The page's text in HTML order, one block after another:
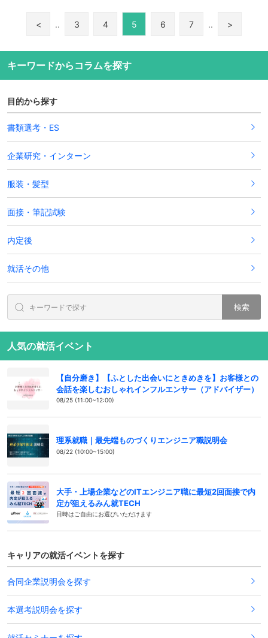
< .. 3 4 5 6 7 .. >
キーワードからコラムを探す
目的から探す
書類選考・ES
企業研究・インターン
服装・髪型
面接・筆記試験
内定後
就活その他
検索
人気の就活イベント
【自分磨き】【ふとした出会いにときめきを】お客様との
会話を楽しむおしゃれインフルエンサー（アドバイザー）
08/25 (11:00~12:00)
理系就職｜最先端ものづくりエンジニア職説明会
08/22 (10:00~15:00)
大手・上場企業などのITエンジニア職に最短2回面接で内
定が狙えるみん就TECH
日時はご自由にお選びいただけます
キャリアの就活イベントを探す
合同企業説明会を探す
本選考説明会を探す